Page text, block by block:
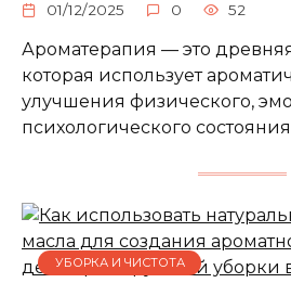
01/12/2025 0 52
Ароматерапия — это
которая использует
улучшения физического,
психологического
УБОРКА И ЧИСТОТА